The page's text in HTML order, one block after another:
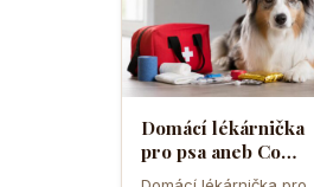
Domácí lékárnička
pro psa aneb Co
musíte mít po ruce